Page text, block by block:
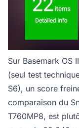
Sur Basemark OS
(seul test
S6), un score
comparaison du
T760MP8, est